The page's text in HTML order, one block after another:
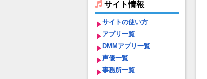
サイト情報
サイトの使い方
アプリ一覧
DMMアプリ一覧
声優一覧
事務所一覧